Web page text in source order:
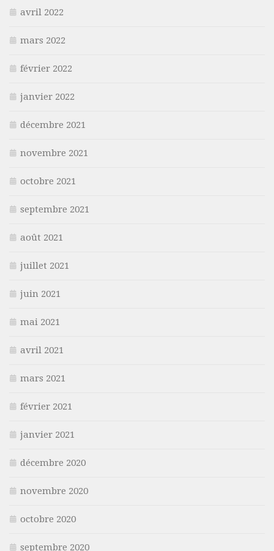
avril 2022
mars 2022
février 2022
janvier 2022
décembre 2021
novembre 2021
octobre 2021
septembre 2021
août 2021
juillet 2021
juin 2021
mai 2021
avril 2021
mars 2021
février 2021
janvier 2021
décembre 2020
novembre 2020
octobre 2020
septembre 2020